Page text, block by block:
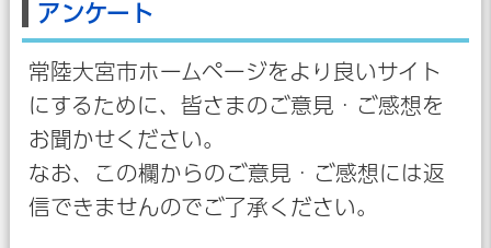
アンケート
常陸大宮市ホームページをより良いサイト
にするために、皆さまのご意見・ご感想を
お聞かせください。
なお、この欄からのご意見・ご感想には返
信できませんのでご了承ください。